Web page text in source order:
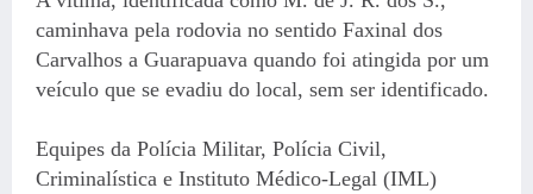
caminhava pela rodovia no sentido Faxinal dos
Carvalhos a Guarapuava quando foi atingida por um
veículo que se evadiu do local, sem ser identificado.
Equipes da Polícia Militar, Polícia Civil,
Criminalística e Instituto Médico-Legal (IML)